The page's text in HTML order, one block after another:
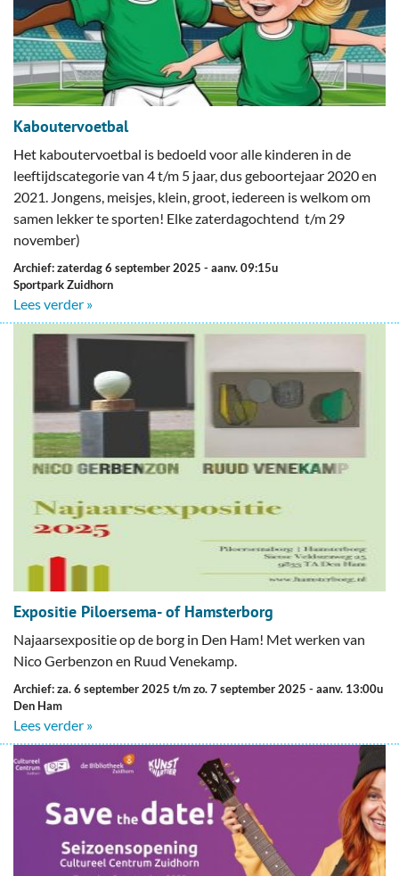
Kaboutervoetbal
Het kaboutervoetbal is bedoeld voor alle kinderen in de
leeftijdscategorie van 4 t/m 5 jaar, dus geboortejaar 2020 en
2021. Jongens, meisjes, klein, groot, iedereen is welkom om
samen lekker te sporten! Elke zaterdagochtend t/m 29
november)
Archief: zaterdag 6 september 2025 - aanv. 09:15u
Sportpark Zuidhorn
Lees verder »
Expositie Piloersema- of Hamsterborg
Najaarsexpositie op de borg in Den Ham! Met werken van
Nico Gerbenzon en Ruud Venekamp.
Archief: za. 6 september 2025 t/m zo. 7 september 2025 - aanv. 13:00u
Den Ham
Lees verder »